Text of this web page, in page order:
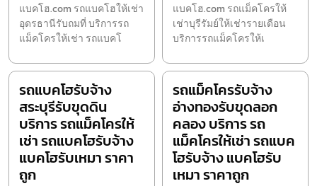
แบคโฮ.com รถแบคโฮให้เช่า
อุดรธานีรับถมที่ บริการรถ
แม็คโครให้เช่า รถแบคโ
แบคโฮ.com รถแม็คโครให้
เช่าบุรีรัมย์ให้เช่ารายเดือน
บริการรถแม็คโครให้เ
รถแบคโฮรับจ้าง
สระบุรีรับขุดดิน
บริการ รถแม็คโครให้
เช่า รถแบคโฮรับจ้าง
แบคโฮรับเหมา ราคา
ถูก
รถแม็คโครรับจ้าง
อ่างทองรับขุดลอก
คลอง บริการ รถ
แม็คโครให้เช่า รถแบค
โฮรับจ้าง แบคโฮรับ
เหมา ราคาถูก